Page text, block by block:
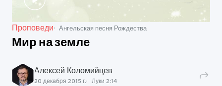
Проповеди Ангельская песня Рождества
Мир на земле
Алексей Коломийцев
20 декабря 2015 г. Луки 2:14